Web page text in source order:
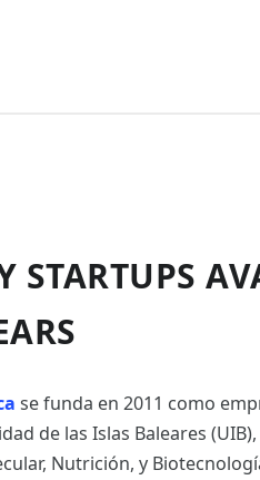
STARTUPS
se funda en 2011 como
de las Islas Baleares
Nutrición, y